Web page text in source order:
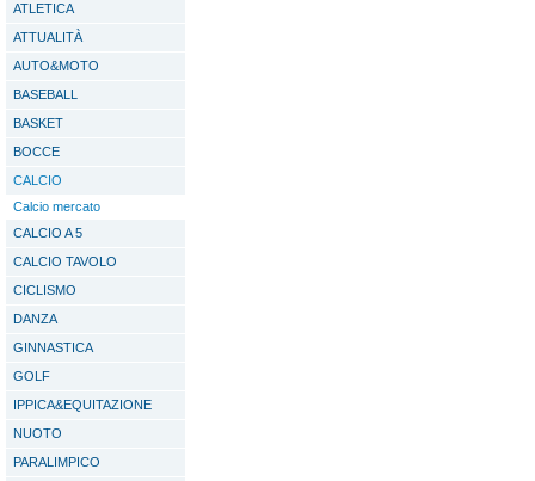
ATLETICA
ATTUALITÀ
AUTO&MOTO
BASEBALL
BASKET
BOCCE
CALCIO
Calcio mercato
CALCIO A 5
CALCIO TAVOLO
CICLISMO
DANZA
GINNASTICA
GOLF
IPPICA&EQUITAZIONE
NUOTO
PARALIMPICO